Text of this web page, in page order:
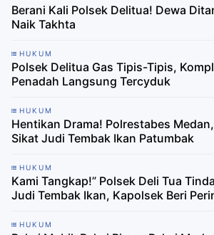
Berani Kali Polsek Delitua! Dewa
Naik Takhta
HUKUM
Polsek Delitua Gas Tipis-Tipis,
Penadah Langsung Tercyduk
HUKUM
Hentikan Drama! Polrestabes
Sikat Judi Tembak Ikan Patumbak
HUKUM
Kami Tangkap!” Polsek Deli Tua
Judi Tembak Ikan, Kapolsek Beri
HUKUM